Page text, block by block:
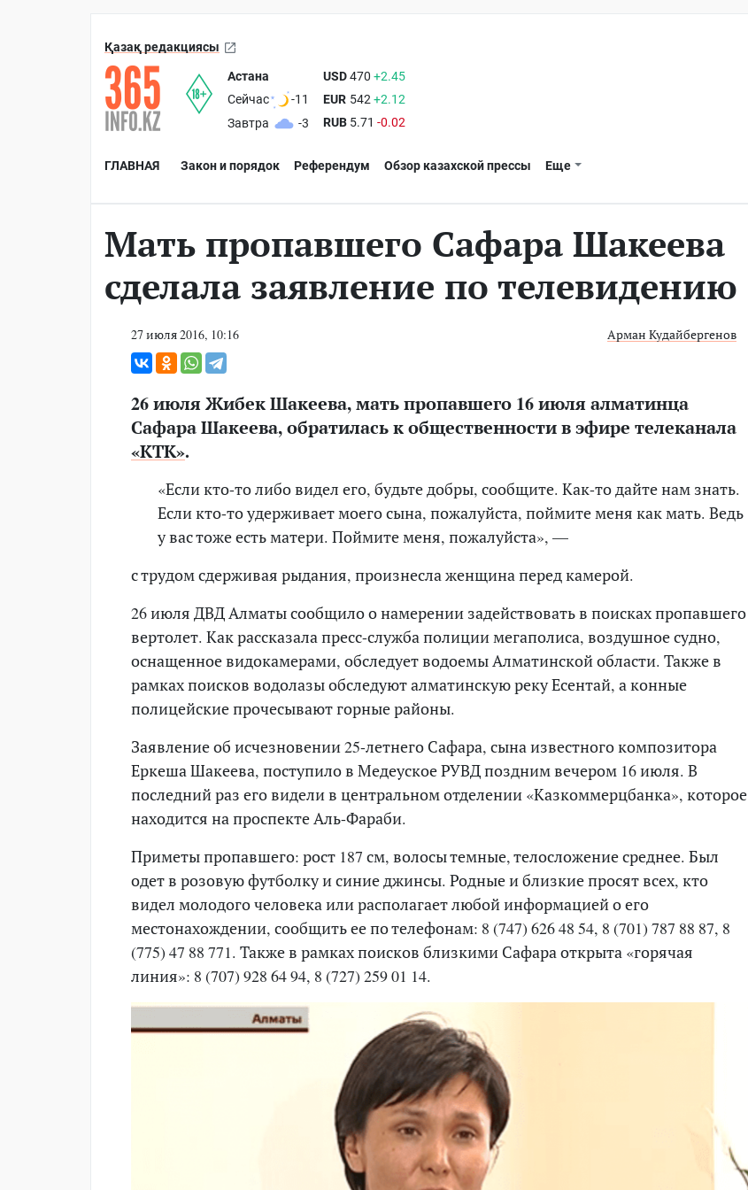
Қазақ редакциясы
Астана
Сейчас
-11
Завтра
-3
USD470 +2.45
EUR 542 +2.12
RUB 5.71 -0.02
ГЛАВНАЯ Закон и порядок Референдум Обзор казахской прессы Еще
Мать пропавшего Сафара Шакеева
сделала заявление по телевидению
27 июля 2016, 10:16 Арман Кудайбергенов
26 июля Жибек Шакеева, мать пропавшего 16 июля алматинца
Сафара Шакеева, обратилась к общественности в эфире телеканала
«КТК».
«Если кто-то либо видел его, будьте добры, сообщите. Как-то дайте нам знать.
Если кто-то удерживает моего сына, пожалуйста, поймите меня как мать. Ведь
у вас тоже есть матери. Поймите меня, пожалуйста», —
с трудом сдерживая рыдания, произнесла женщина перед камерой.
26 июля ДВД Алматы сообщило о намерении задействовать в поисках пропавшего
вертолет. Как рассказала пресс-служба полиции мегаполиса, воздушное судно,
оснащенное видокамерами, обследует водоемы Алматинской области. Также в
рамках поисков водолазы обследуют алматинскую реку Есентай, а конные
полицейские прочесывают горные районы.
Заявление об исчезновении 25-летнего Сафара, сына известного композитора
Еркеша Шакеева, поступило в Медеуское РУВД поздним вечером 16 июля. В
последний раз его видели в центральном отделении «Казкоммерцбанка», которое
находится на проспекте Аль-Фараби.
Приметы пропавшего: рост 187 см, волосы темные, телосложение среднее. Был
одет в розовую футболку и синие джинсы. Родные и близкие просят всех, кто
видел молодого человека или располагает любой информацией о его
местонахождении, сообщить ее по телефонам: 8 (747) 626 48 54, 8 (701) 787 88 87, 8
(775) 47 88 771. Также в рамках поисков близкими Сафара открыта «горячая
линия»: 8 (707) 928 64 94, 8 (727) 259 01 14.